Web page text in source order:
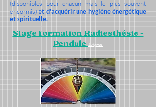
(disponibles pour chacun mais le plus souvent
endormis)et d'acquérir une hygiène énergétique
et spirituelle.
Stage formation Radiesthésie -
Pendule Avignon